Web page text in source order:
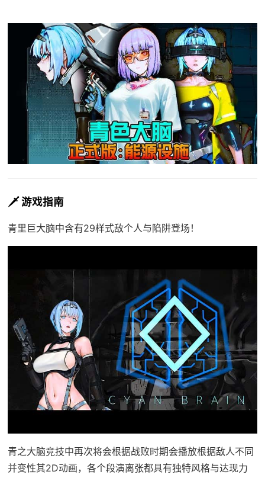
🗡️ 游戏指南
青里巨大脑中含有29样式敌个人与陷阱登场！
青之大脑竞技中再次将会根据战败时期会播放根据敌人不同
并变性其2D动画，各个段演离张都具有独特风格与达现力